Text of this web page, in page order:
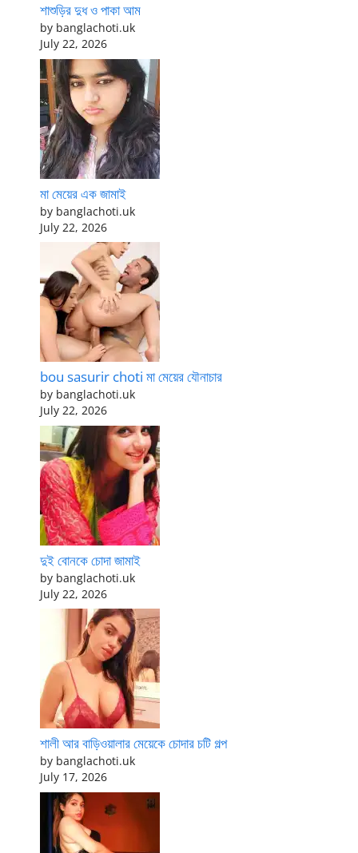
শাশুড়ির দুধ ও পাকা আম
by banglachoti.uk
July 22, 2026
মা মেয়ের এক জামাই
by banglachoti.uk
July 22, 2026
bou sasurir choti মা মেয়ের যৌনাচার
by banglachoti.uk
July 22, 2026
দুই বোনকে চোদা জামাই
by banglachoti.uk
July 22, 2026
শালী আর বাড়িওয়ালার মেয়েকে চোদার চটি গল্প
by banglachoti.uk
July 17, 2026